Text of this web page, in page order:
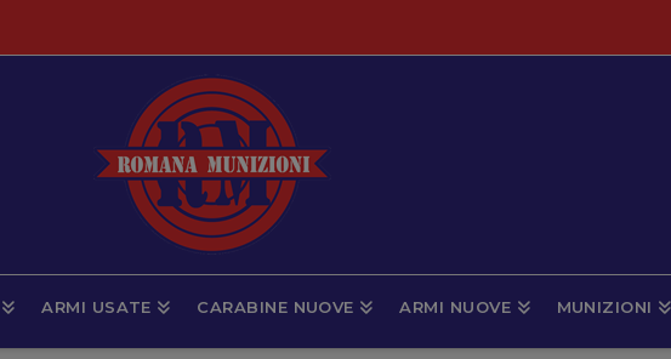
ARMI USATE CARABINE NUOVE ARMI NUOVE MUNIZIONI